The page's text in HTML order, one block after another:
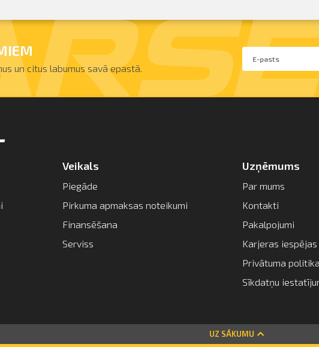
un citus labumus savā epastā.
Veikals
Piegāde
Pirkuma apmaksas noteikumi
Finansēšana
Serviss
Uzņēmums
Par mums
Kontakti
Pakalpojumi
Karjeras iespējas
Privātuma politika
Sīkdatņu
UZ SĀKUMU